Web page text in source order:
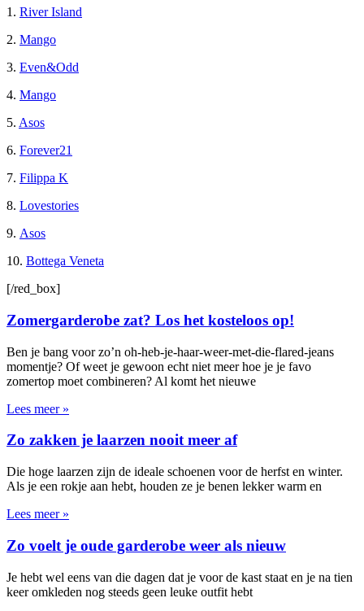
1. River Island
2. Mango
3. Even&Odd
4. Mango
5. Asos
6. Forever21
7. Filippa K
8. Lovestories
9. Asos
10. Bottega Veneta
[/red_box]
Zomergarderobe zat? Los het kosteloos op!
Ben je bang voor zo’n oh-heb-je-haar-weer-met-die-flared-jeans
momentje? Of weet je gewoon echt niet meer hoe je je favo
zomertop moet combineren? Al komt het nieuwe
Lees meer »
Zo zakken je laarzen nooit meer af
Die hoge laarzen zijn de ideale schoenen voor de herfst en winter.
Als je een rokje aan hebt, houden ze je benen lekker warm en
Lees meer »
Zo voelt je oude garderobe weer als nieuw
Je hebt wel eens van die dagen dat je voor de kast staat en je na tien
keer omkleden nog steeds geen leuke outfit hebt